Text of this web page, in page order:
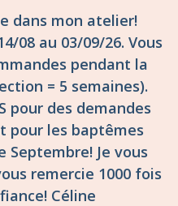
dans mon atelier!
08 au 03/09/26. Vous
pendant la
= 5 semaines).
pour des demandes
pour les baptêmes
Je vous
remercie 1000 fois
Céline